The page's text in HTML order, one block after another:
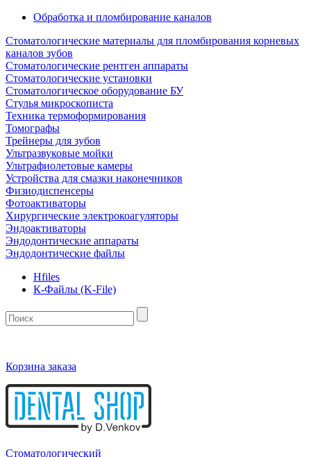
Обработка и пломбирование каналов
Стоматологические материалы для пломбирования корневых
каналов зубов
Стоматологические рентген аппараты
Стоматологические установки
Стоматологическое оборудование БУ
Стулья микроскописта
Техника термоформирования
Томографы
Трейнеры для зубов
Ультразвуковые мойки
Ультрафиолетовые камеры
Устройства для смазки наконечников
Физиодиспенсеры
Фотоактиваторы
Хирургические электрокоагуляторы
Эндоактиваторы
Эндодонтические аппараты
Эндодонтические файлы
Hfiles
К-Файлы (K-File)
Корзина заказа
Стоматологический